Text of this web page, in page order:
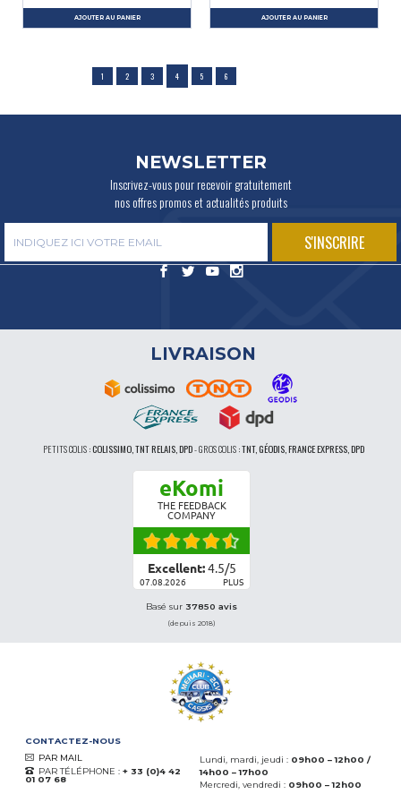
AJOUTER AU PANIER AJOUTER AU PANIER
1 2 3 4 5 6
NEWSLETTER
Inscrivez-vous pour recevoir gratuitement
nos offres promos et actualités produits
LIVRAISON
PETITS COLIS :COLISSIMO, TNT RELAIS, DPD-GROS COLIS :TNT, GÉODIS, FRANCE EXPRESS, DPD
eKomi
THE FEEDBACK
COMPANY
Excellent:4.5/5
07.08.2026 PLUS
Basé sur 37850 avis
(depuis 2018)
CONTACTEZ-NOUS
PAR MAIL
PAR TÉLÉPHONE : + 33 (0)4 42
01 07 68
Lundi, mardi, jeudi : 09h00 – 12h00 /
14h00 – 17h00
Mercredi, vendredi : 09h00 – 12h00